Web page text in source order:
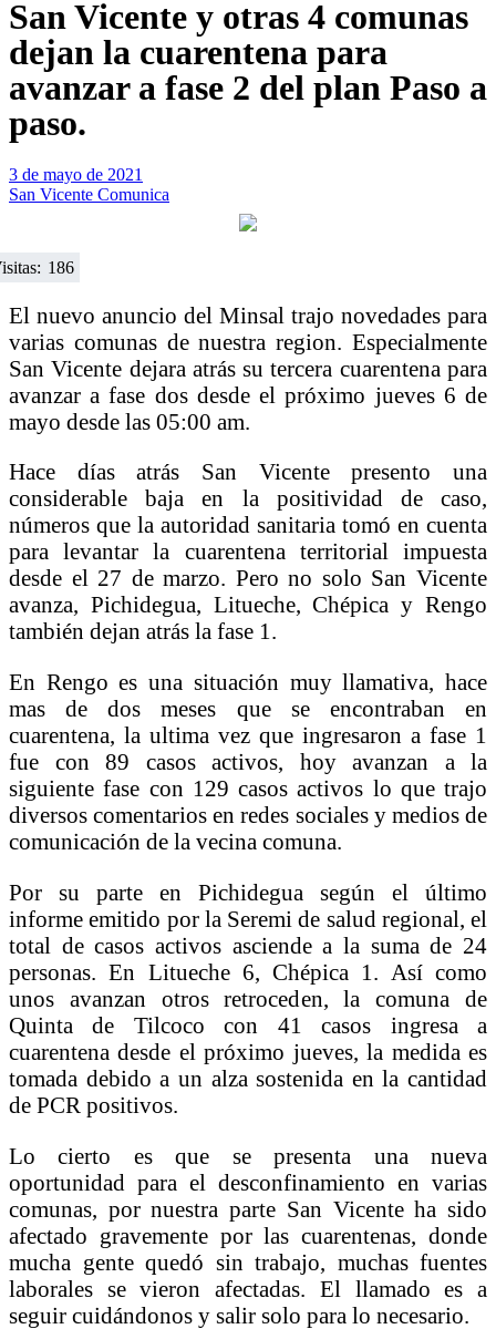
San Vicente y otras 4 comunas
dejan la cuarentena para
avanzar a fase 2 del plan Paso a
paso.
3 de mayo de 2021
San Vicente Comunica
186
El nuevo anuncio del Minsal trajo novedades para
varias comunas de nuestra region. Especialmente
San Vicente dejara atrás su tercera cuarentena para
avanzar a fase dos desde el próximo jueves 6 de
mayo desde las 05:00 am.
Hace días atrás San Vicente presento una
considerable baja en la positividad de caso,
números que la autoridad sanitaria tomó en cuenta
para levantar la cuarentena territorial impuesta
desde el 27 de marzo. Pero no solo San Vicente
avanza, Pichidegua, Litueche, Chépica y Rengo
también dejan atrás la fase 1.
En Rengo es una situación muy llamativa, hace
mas de dos meses que se encontraban en
cuarentena, la ultima vez que ingresaron a fase 1
fue con 89 casos activos, hoy avanzan a la
siguiente fase con 129 casos activos lo que trajo
diversos comentarios en redes sociales y medios de
comunicación de la vecina comuna.
Por su parte en Pichidegua según el último
informe emitido por la Seremi de salud regional, el
total de casos activos asciende a la suma de 24
personas. En Litueche 6, Chépica 1. Así como
unos avanzan otros retroceden, la comuna de
Quinta de Tilcoco con 41 casos ingresa a
cuarentena desde el próximo jueves, la medida es
tomada debido a un alza sostenida en la cantidad
de PCR positivos.
Lo cierto es que se presenta una nueva
oportunidad para el desconfinamiento en varias
comunas, por nuestra parte San Vicente ha sido
afectado gravemente por las cuarentenas, donde
mucha gente quedó sin trabajo, muchas fuentes
laborales se vieron afectadas. El llamado es a
seguir cuidándonos y salir solo para lo necesario.